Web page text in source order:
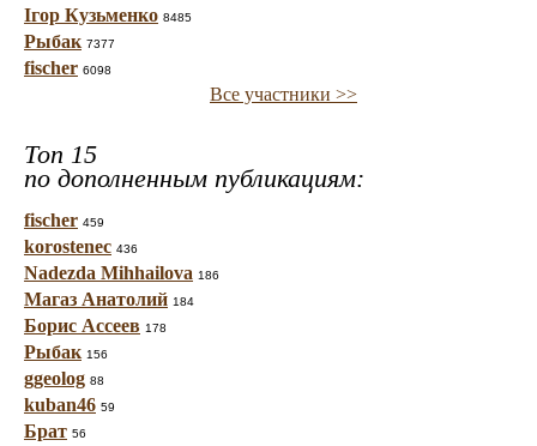
Ігор Кузьменко 8485
Рыбак 7377
fischer 6098
Все участники >>
Топ 15
по дополненным публикациям:
fischer 459
korostenec 436
Nadezda Mihhailova 186
Магаз Анатолий 184
Борис Ассеев 178
Рыбак 156
ggeolog 88
kuban46 59
Брат 56